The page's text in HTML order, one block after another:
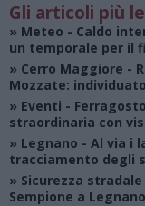
Gli articoli più
» Meteo - Caldo
un temporale per il
» Cerro Maggiore -
Mozzate:
» Eventi -
straordinaria con
» Legnano - Al via i
tracciamento degli
» Sicurezza stradale
Sempione a